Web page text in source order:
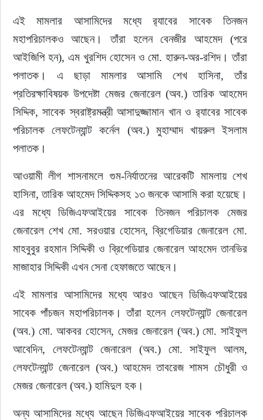
এই মামলার আসামিদের মধ্যে র‍্যাবের সাবেক তিনজন
মহাপরিচালকও আছেন। তাঁরা হলেন বেনজীর আহমেদ (পরে
আইজিপি হন), এম খুরশিদ হোসেন ও মো. হারুন-অর-রশিদ। তাঁরা
পলাতক। এ ছাড়া মামলার আসামি শেখ হাসিনা, তাঁর
প্রতিরক্ষাবিষয়ক উপদেষ্টা মেজর জেনারেল (অব.) তারিক আহমেদ
সিদ্দিক, সাবেক স্বরাষ্ট্রমন্ত্রী আসাদুজ্জামান খান ও র‍্যাবের সাবেক
পরিচালক লেফটেন্যান্ট কর্নেল (অব.) মুহাম্মাদ খায়রুল ইসলাম
পলাতক।
আওয়ামী লীগ শাসনামলে গুম-নির্যাতনের আরেকটি মামলায় শেখ
হাসিনা, তারিক আহমেদ সিদ্দিকসহ ১৩ জনকে আসামি করা হয়েছে।
এর মধ্যে ডিজিএফআইয়ের সাবেক তিনজন পরিচালক মেজর
জেনারেল শেখ মো. সরওয়ার হোসেন, ব্রিগেডিয়ার জেনারেল মো.
মাহবুবুর রহমান সিদ্দিকী ও ব্রিগেডিয়ার জেনারেল আহমেদ তানভির
মাজাহার সিদ্দিকী এখন সেনা হেফাজতে আছেন।
এই মামলার আসামিদের মধ্যে আরও আছেন ডিজিএফআইয়ের
সাবেক পাঁচজন মহাপরিচালক। তাঁরা হলেন লেফটেন্যান্ট জেনারেল
(অব.) মো. আকবর হোসেন, মেজর জেনারেল (অব.) মো. সাইফুল
আবেদিন, লেফটেন্যান্ট জেনারেল (অব.) মো. সাইফুল আলম,
লেফটেন্যান্ট জেনারেল (অব.) আহমেদ তাবরেজ শামস চৌধুরী ও
মেজর জেনারেল (অব.) হামিদুল হক।
অন্য আসামিদের মধ্যে আছেন ডিজিএফআইয়ের সাবেক পরিচালক